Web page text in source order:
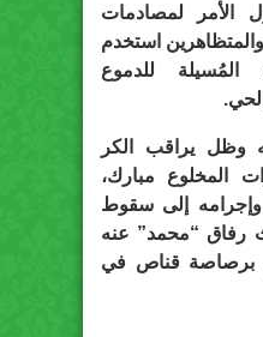
الأمر لمصادمات
استخدم
المُسيلة للدموع
وظل يراقب الكر
المخلوع مبارك،
إلى سقوط
رفاق “محمد” عنه
برصاصة قناص في